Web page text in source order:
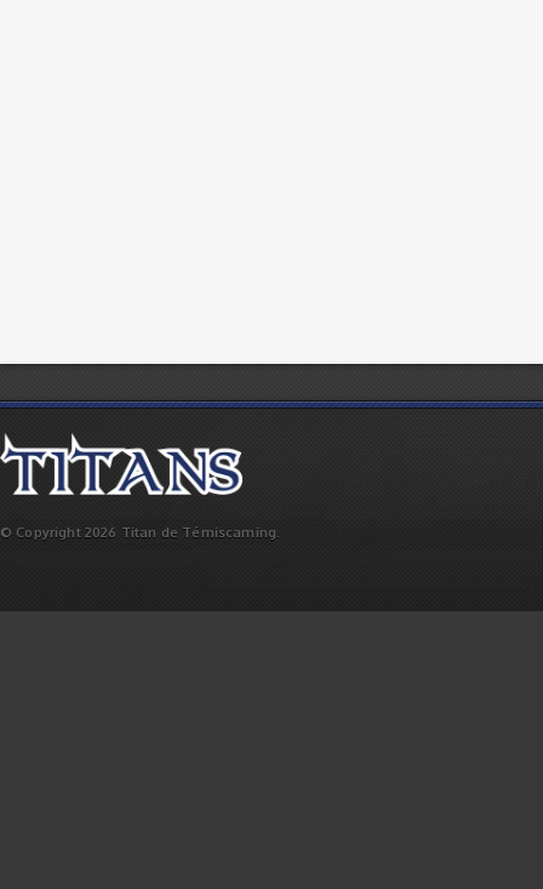
© Copyright 2026 Titan de Témiscaming.